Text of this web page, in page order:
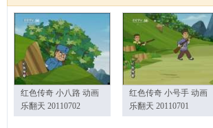
红色传奇 小八路 动画
乐翻天 20110702
红色传奇 小号手 动画
乐翻天 20110701